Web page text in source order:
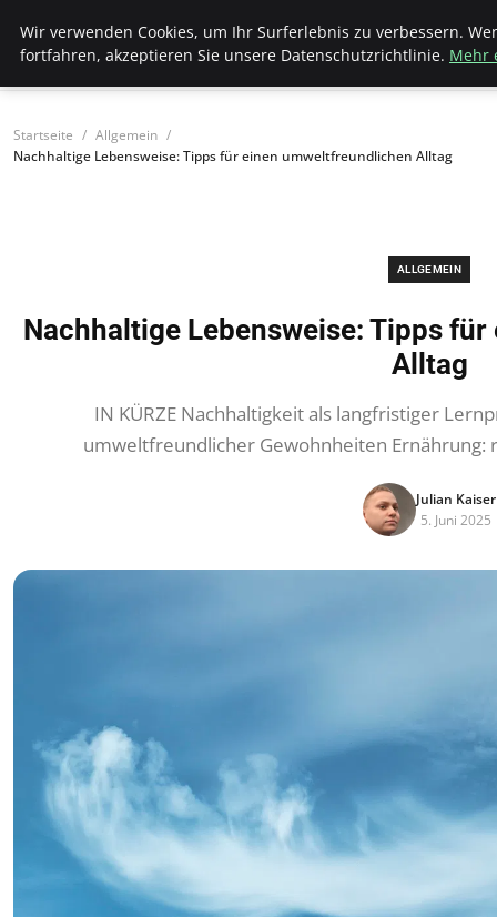
Bistro Grammophon
Startseite
Allgemein
Nachhaltige Lebensweise: Tipps für einen umweltfreundlichen Alltag
ALLGEMEIN
Nachhaltige Lebensweise: Tipps
Alltag
IN KÜRZE Nachhaltigkeit als langfristiger
umweltfreundlicher Gewohnheiten Ernährung:
Julian Kaiser
5. Juni 2025
Wir verwenden Cookies, um Ihr Surferlebnis zu verbessern.
fortfahren, akzeptieren Sie unsere Datenschutzrichtlinie. Mehr